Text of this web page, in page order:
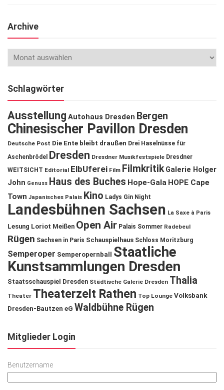
Archive
Schlagwörter
Ausstellung Autohaus Dresden Bergen
Chinesischer Pavillon Dresden
Deutsche Post Die Ente bleibt draußen Drei Haselnüsse für
Aschenbrödel
Dresden Dresdner Musikfestspiele Dresdner
WEITSICHT Editorial ElbUferei Film Filmkritik Galerie Holger
John Genuss Haus des Buches Hope-Gala HOPE Cape
Town Japanisches Palais Kino Ladys Gin Night
Landesbühnen Sachsen La Saxe à Paris
Lesung Loriot Meißen Open Air Palais Sommer Radebeul
Rügen Sachsen in Paris Schauspielhaus Schloss Moritzburg
Semperoper Semperopernball
Staatliche
Kunstsammlungen Dresden
Staatsschauspiel Dresden Städtische Galerie Dresden Thalia
Theater Theaterzelt Rathen Top Lounge Volksbank
Dresden-Bautzen eG Waldbühne Rügen
Mitglieder Login
Benutzername